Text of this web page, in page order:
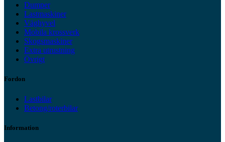
Dumper
Lastmaskiner
Väghyvel
Mobila krossverk
Skogsmaskiner
Extra utrustning
Övrigt
Fordon
Lastbilar
Betong/roterbilar
Information